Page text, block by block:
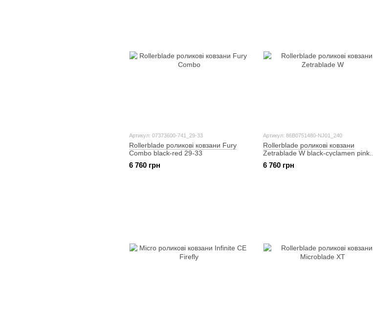
Артикул: 07373600-741_29-33
Rollerblade роликові ковзани Fury
Combo black-red 29-33
6 760 грн
Артикул: 86B0751480-NJ01_240
Rollerblade роликові ковзани
Zetrablade W black-cyclamen pink
240
6 760 грн